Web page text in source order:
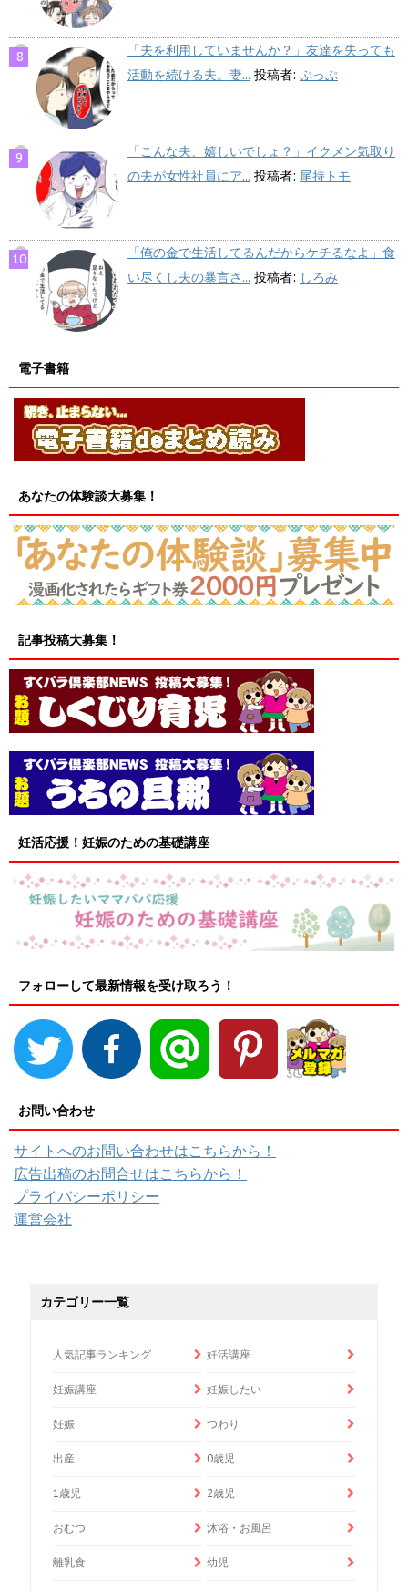
「夫を利用していませんか？」友達を失っても
活動を続ける夫。妻... 投稿者: ぷっぷ
「こんな夫、嬉しいでしょ？」イクメン気取り
の夫が女性社員にア... 投稿者: 尾持トモ
「俺の金で生活してるんだからケチるなよ」食
い尽くし夫の暴言さ... 投稿者: しろみ
電子書籍
あなたの体験談大募集！
記事投稿大募集！
妊活応援！妊娠のための基礎講座
フォローして最新情報を受け取ろう！
お問い合わせ
サイトへのお問い合わせはこちらから！
広告出稿のお問合せはこちらから！
プライバシーポリシー
運営会社
カテゴリー一覧
人気記事ランキング 妊活講座
妊娠講座 妊娠したい
妊娠 つわり
出産 0歳児
1歳児 2歳児
おむつ 沐浴・お風呂
離乳食 幼児